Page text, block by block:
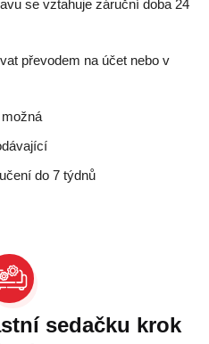
se vztahuje záruční doba 24
převodem na účet nebo v
do 7 týdnů
sedačku krok